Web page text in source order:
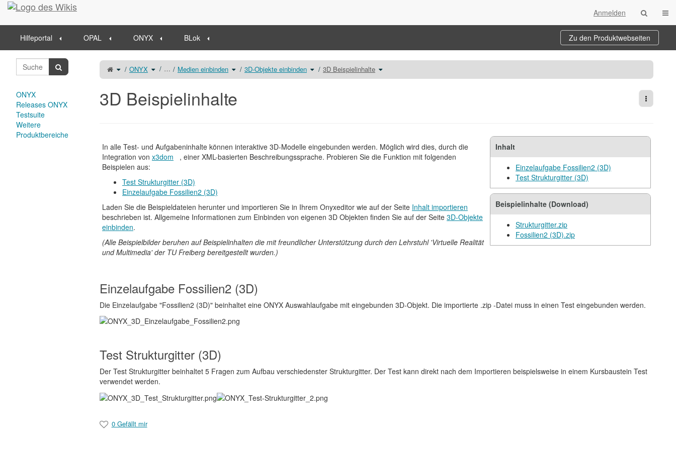
Startseite
Anmelden
Hilfeportal OPAL ONYX BLok Zu den Produktwebseiten
Schalte
denübergeordneten
Baum
von
um.
ONYX Schalte
denVerzeichnisbaum
unter
ONYX
… Medien einbinden Schalte
denVerzeichnisbaum
unter
Medien
3D-Objekte einbinden Schalte
denVerzeichnisbaum
unter
3D-
3D Beispielinhalte Schalte
den
unter
3D
3D Beispielinhalte Weitere
In alle Test- und Aufgabeninhalte können interaktive 3D-Modelle eingebunden werden. Möglich wird dies, durch die
Integration von x3dom
, einer XML-basierten Beschreibungssprache. Probieren Sie die Funktion mit folgenden
Beispielen aus:
Test Strukturgitter (3D)
Einzelaufgabe Fossilien2 (3D)
Laden Sie die Beispieldateien herunter und importieren Sie in Ihrem Onyxeditor wie auf der Seite Inhalt importieren
beschrieben ist. Allgemeine Informationen zum Einbinden von eigenen 3D Objekten finden Sie auf der Seite 3D-Objekte
einbinden.
(Alle Beispielbilder beruhen auf Beispielinhalten die mit freundlicher Unterstützung durch den Lehrstuhl 'Virtuelle Realität
und Multimedia' der TU Freiberg bereitgestellt wurden.)
Inhalt
Einzelaufgabe Fossilien2 (3D)
Test Strukturgitter (3D)
Beispielinhalte (Download)
Strukturgitter.zip
Fossilien2 (3D).zip
Einzelaufgabe Fossilien2 (3D)
Die Einzelaufgabe "Fossilien2 (3D)" beinhaltet eine ONYX Auswahlaufgabe mit eingebunden 3D-Objekt. Die importierte .zip -Datei muss in einen Test eingebunden werden.
Test Strukturgitter (3D)
Der Test Strukturgitter beinhaltet 5 Fragen zum Aufbau verschiedenster Strukturgitter. Der Test kann direkt nach dem Importieren beispielsweise in einem Kursbaustein Test
verwendet werden.
0 Gefällt mir
ONYX
Releases ONYX
Testsuite
Weitere
Produktbereiche